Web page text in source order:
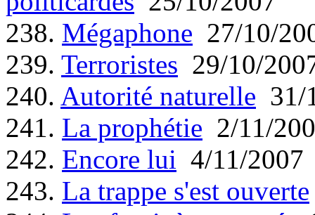
238. Mégaphone 27/10/
239. Terroristes 29/10/
240. Autorité naturelle 31/
241. La prophétie 2/11/
242. Encore lui 4/11/2007
243. La trappe s'est ouverte